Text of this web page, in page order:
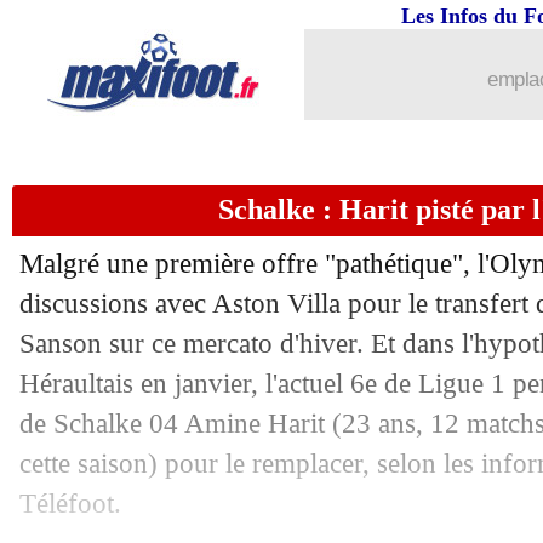
Les Infos du
Schalke : Harit pisté par
Malgré une première offre "pathétique",
discussions avec Aston Villa pour le
Sanson sur ce mercato d'hiver. Et dans
Héraultais en janvier, l'actuel 6e de Ligue 1
de Schalke 04 Amine Harit (23 ans, 12
cette saison) pour le remplacer, selon les
Téléfoot.
Roma: Fonseca menacé, Allegri ciblé
22/01 OM: Villas-Boas se veut patient
22/01 OM: des tensions Thauvin-Payet ?
22/01 Atletico: Suarez, comme un poisson
22/01 OM : Villas-Boas a bien été conforté
22/01 PSG : Mbappé, un départ désormais
22/01 VIDEO